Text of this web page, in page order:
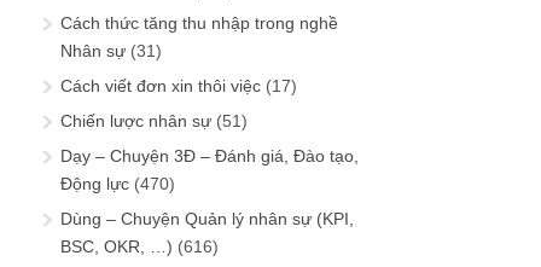
Cách thức tăng thu nhập trong nghề
Nhân sự (31)
Cách viết đơn xin thôi việc (17)
Chiến lược nhân sự (51)
Dạy – Chuyện 3Đ – Đánh giá, Đào tạo,
Động lực (470)
Dùng – Chuyện Quản lý nhân sự (KPI,
BSC, OKR, …) (616)